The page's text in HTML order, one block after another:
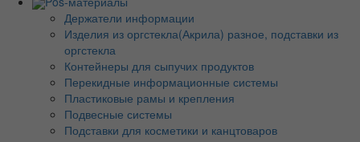
Держатели информации
Изделия из оргстекла(Акрила) разное, подставки из
оргстекла
Контейнеры для сыпучих продуктов
Перекидные информационные системы
Пластиковые рамы и крепления
Подвесные системы
Подставки для косметики и канцтоваров